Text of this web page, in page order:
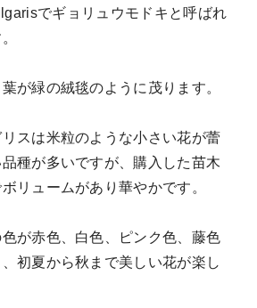
でギョリュウモドキと呼ばれ
が緑の絨毯のように茂ります。
スは米粒のような小さい花が蕾
種が多いですが、購入した苗木
リュームがあり華やかです。
が赤色、白色、ピンク色、藤色
初夏から秋まで美しい花が楽し